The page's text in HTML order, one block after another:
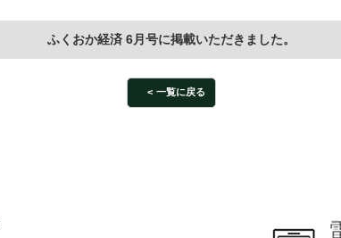
ふくおか経済 6月号に掲載いただきました。
一覧に戻る